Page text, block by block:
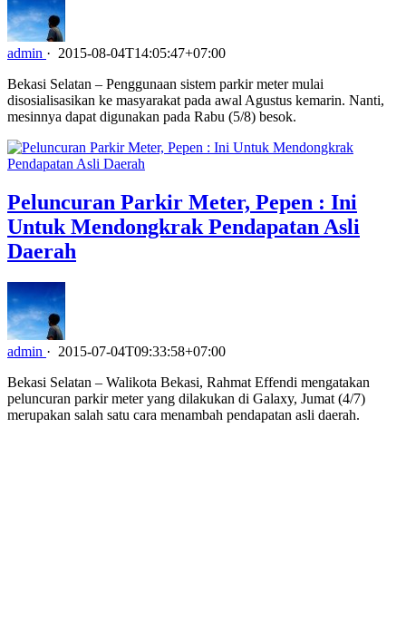
admin · 2015-08-04T14:05:47+07:00
Bekasi Selatan – Penggunaan sistem parkir meter mulai
disosialisasikan ke masyarakat pada awal Agustus kemarin. Nanti,
mesinnya dapat digunakan pada Rabu (5/8) besok.
Peluncuran Parkir Meter, Pepen : Ini
Untuk Mendongkrak Pendapatan Asli
Daerah
admin · 2015-07-04T09:33:58+07:00
Bekasi Selatan – Walikota Bekasi, Rahmat Effendi mengatakan
peluncuran parkir meter yang dilakukan di Galaxy, Jumat (4/7)
merupakan salah satu cara menambah pendapatan asli daerah.